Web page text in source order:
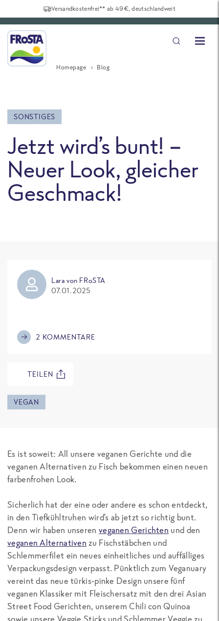
Versandkostenfrei** ab 49€, deutschlandweit
Homepage Blog
SONSTIGES
Jetzt wird’s bunt! –
Neuer Look, gleicher
Geschmack!
Lara von FRoSTA
07.01.2025
2 KOMMENTARE
TEILEN
VEGAN
Es ist soweit: All unsere veganen Gerichte und die
veganen Alternativen zu Fisch bekommen einen neuen
farbenfrohen Look.
Sicherlich hat der eine oder andere es schon entdeckt,
in den Tiefkühltruhen wird’s ab jetzt so richtig bunt.
Denn wir haben unseren veganen Gerichten und den
veganen Alternativen zu Fischstäbchen und
Schlemmerfilet ein neues einheitliches und auffälliges
Verpackungsdesign verpasst. Pünktlich zum Veganuary
vereint das neue türkis-pinke Design unsere fünf
veganen Klassiker mit Fleischersatz mit den drei Asian
Street Food Gerichten, unserem Chili con Quinoa
sowie unsere Veggie Sticks und Schlemmer Veggie zu